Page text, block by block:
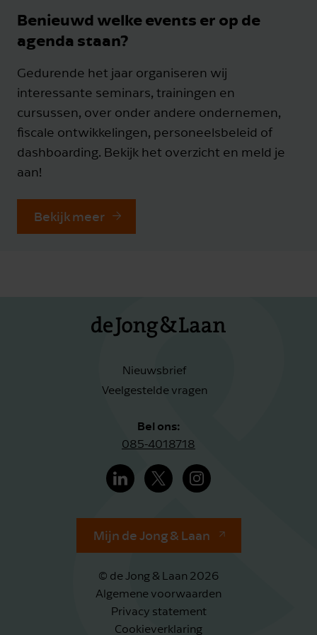
Benieuwd welke events er op de
agenda staan?
Gedurende het jaar organiseren wij
interessante seminars, trainingen en
cursussen, over onder andere ondernemen,
fiscale ontwikkelingen, personeelsbeleid of
dashboarding. Bekijk het overzicht en meld je
aan!
Bekijk meer
Nieuwsbrief
Veelgestelde vragen
Bel ons:
085-4018718
Mijn de Jong & Laan
© de Jong & Laan 2026
Algemene voorwaarden
Privacy statement
Cookieverklaring